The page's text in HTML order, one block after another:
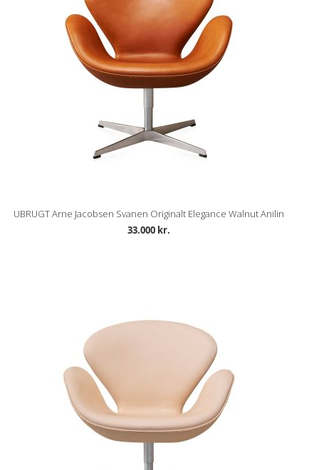
UBRUGT Arne Jacobsen Svanen Originalt Elegance Walnut Anilin
33.000 kr.